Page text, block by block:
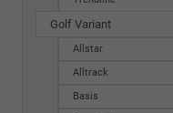
Golf Variant
Allstar
Alltrack
Basis